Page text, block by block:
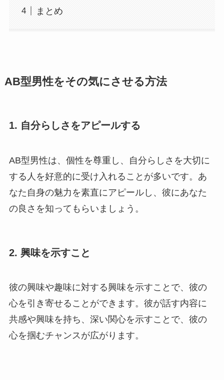
まとめ
AB型男性をその気にさせる方法
1. 自分らしさをアピールする
AB型男性は、個性を尊重し、自分らしさを大切に
する人を好意的に受け入れることが多いです。あ
なた自身の魅力を素直にアピールし、彼にあなた
の良さを知ってもらいましょう。
2. 興味を示すこと
彼の興味や趣味に対する興味を示すことで、彼の
心を引き寄せることができます。彼が話す内容に
共感や興味を持ち、深い関心を示すことで、彼の
心を掴むチャンスが広がります。